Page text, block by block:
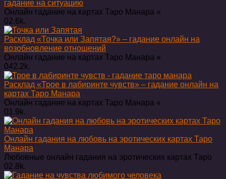
гадание на ситуацию
Онлайн гадание на картах Таро Манара «
02.6k.
Расклад «Точка или Запятая?» – гадание онлайн на
возобновление отношений
Онлайн гадание на картах Таро Манара «
042.2k.
Расклад «Трое в лабиринте чувств» – гадание онлайн на
картах Таро Манара
Онлайн гадание на картах Таро Манара «
01.9k.
Онлайн гадания на любовь на эротических картах Таро
Манара
Любовные онлайн гадания на эротических картах Таро
02.8k.